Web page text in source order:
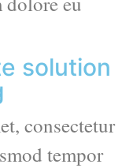
solution
consectetur
tempor